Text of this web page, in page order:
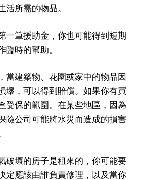
活所需的物品。
一筆援助金，你也可能得到短期
臨時的幫助。
當建築物、花園或家中的物品因
壞，可以得到賠償。如果你有買
受保的範圍。在某些地區，因為
險公司可能將水災而造成的損害
破壞的房子是租來的，你可能要
定應該由誰負責修理，以及當你